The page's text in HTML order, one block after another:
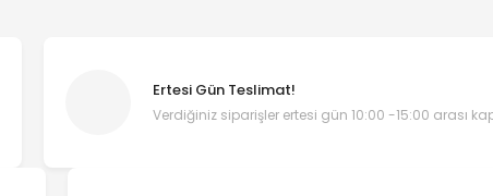
Ertesi Gün Teslimat!
Verdiğiniz siparişler ertesi gün 10:00 -15:00 arası